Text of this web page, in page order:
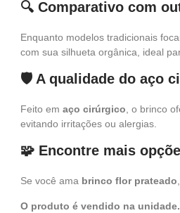
🔍 Comparativo com
Enquanto modelos tradicionais
com sua silhueta orgânica, ideal
🛡️ A qualidade do aço
Feito em aço cirúrgico , o brinco
evitando irritações ou alergias.
🧩 Encontre mais
Se você ama brinco flor prateado
O produto é vendido na unidade.